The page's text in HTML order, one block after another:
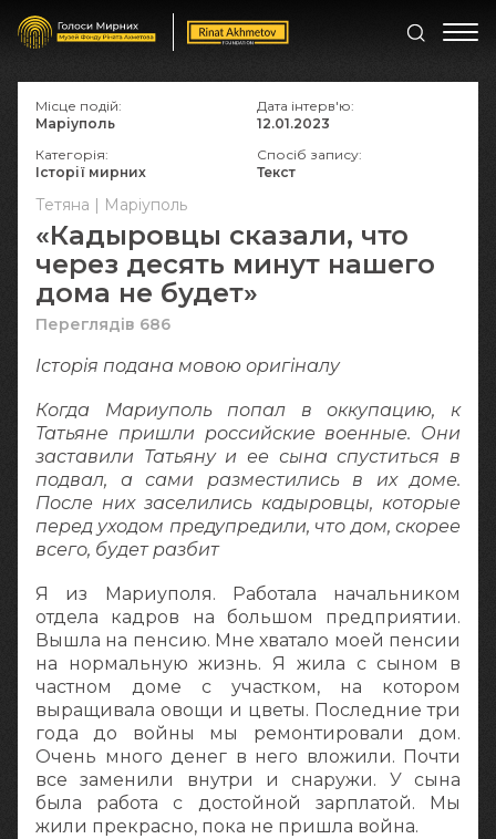
Тетяна | Маріуполь
«Кадыровцы сказали, что
через десять минут нашего
дома не будет»
Переглядів 686
Історія подана мовою оригіналy
Когда Мариуполь попал в оккупацию, к
Татьяне пришли российские военные. Они
заставили Татьяну и ее сына спуститься в
подвал, а сами разместились в их доме.
После них заселились кадыровцы, которые
перед уходом предупредили, что дом, скорее
всего, будет разбит
Я из Мариуполя. Работала начальником
отдела кадров на большом предприятии.
Вышла на пенсию. Мне хватало моей пенсии
на нормальную жизнь. Я жила с сыном в
частном доме с участком, на котором
выращивала овощи и цветы. Последние три
года до войны мы ремонтировали дом.
Очень много денег в него вложили. Почти
все заменили внутри и снаружи. У сына
была работа с достойной зарплатой. Мы
жили прекрасно, пока не пришла война.
Місце подій:
Маріуполь
Дата інтерв'ю:
12.01.2023
Категорія:
Історії мирних
Спосіб запису:
Текст